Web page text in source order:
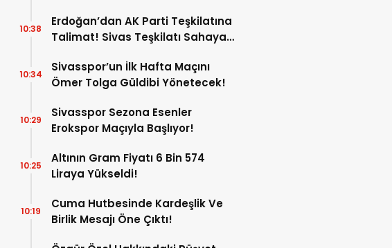
Erdoğan’dan AK Parti Teşkilatına
Talimat! Sivas Teşkilatı Sahaya
10:38
Sivasspor’un İlk Hafta Maçını
Ömer Tolga Güldibi Yönetecek!
10:34
Sivasspor Sezona Esenler
Erokspor Maçıyla Başlıyor!
10:29
Altının Gram Fiyatı 6 Bin 574
Liraya Yükseldi!
10:25
Cuma Hutbesinde Kardeşlik Ve
Birlik Mesajı Öne Çıktı!
10:19